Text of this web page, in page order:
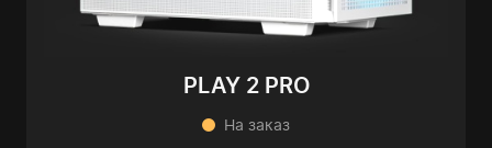
PLAY 2 PRO
На заказ